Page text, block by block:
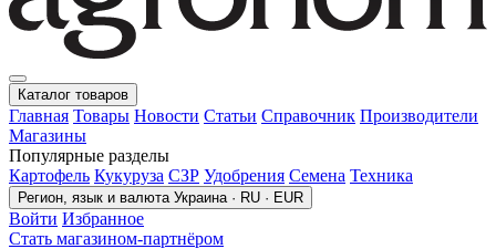
Каталог товаров
Главная Товары Новости Статьи Справочник Производители
Магазины
Популярные разделы
Картофель Кукуруза СЗР Удобрения Семена Техника
Регион, язык и валюта Украина · RU · EUR
Войти Избранное
Стать магазином-партнёром